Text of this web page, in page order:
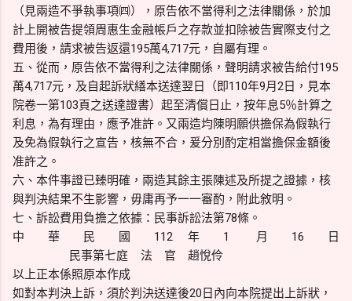
（見兩造不爭執事項㈣），原告依不當得利之法律關係，於加
計上開被告提領周惠生金融帳戶之存款並扣除被告實際支付之
費用後，請求被告返還195萬4,717元，自屬有理。
五、從而，原告依不當得利之法律關係，聲明請求被告給付195
萬4,717元，及自起訴狀繕本送達翌日（即110年9月2日，見本
院卷一第103頁之送達證書）起至清償日止，按年息5％計算之
利息，為有理由，應予准許。又兩造均陳明願供擔保為假執行
及免為假執行之宣告，核無不合，爰分別酌定相當擔保金額後
准許之。
六、本件事證已臻明確，兩造其餘主張陳述及所提之證據，核
與判決結果不生影響，毋庸再予一一審酌，附此敘明。
七、訴訟費用負擔之依據：民事訴訟法第78條。
中 華 民 國 112 年 1 月 16 日
民事第七庭 法 官 趙悅伶
以上正本係照原本作成
如對本判決上訴，須於判決送達後20日內向本院提出上訴狀，